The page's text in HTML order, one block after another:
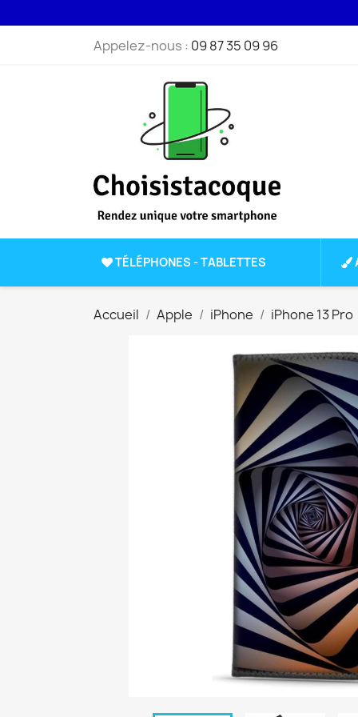
Appelez-nous : 09 87 35 09 96
TÉLÉPHONES - TABLETTES
Accueil Apple iPhone iPhone 13 Pro